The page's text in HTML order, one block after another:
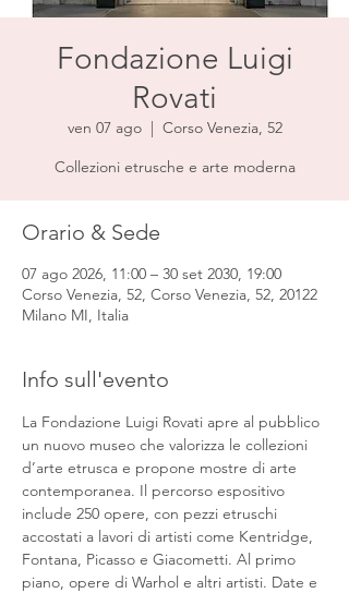
Fondazione Luigi
Rovati
ven 07 ago
  |
Corso Venezia, 52
Collezioni etrusche e arte moderna
Orario & Sede
07 ago 2026, 11:00 – 30 set 2030, 19:00
Corso Venezia, 52, Corso Venezia, 52, 20122
Milano MI, Italia
Info sull'evento
La Fondazione Luigi Rovati apre al pubblico
un nuovo museo che valorizza le collezioni
d’arte etrusca e propone mostre di arte
contemporanea. Il percorso espositivo
include 250 opere, con pezzi etruschi
accostati a lavori di artisti come Kentridge,
Fontana, Picasso e Giacometti. Al primo
piano, opere di Warhol e altri artisti. Date e